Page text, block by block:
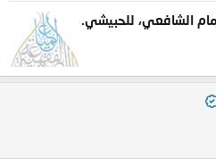
الشافعي، للحبيشي.